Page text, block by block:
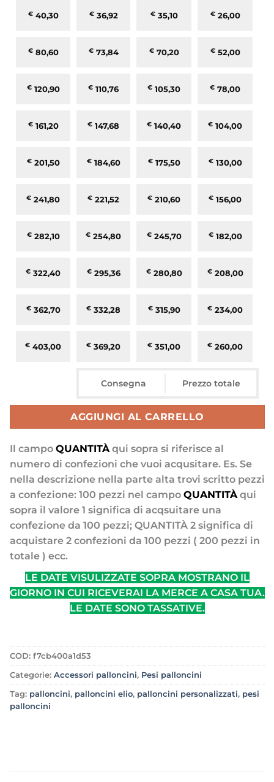
€40,30 €36,92 €35,10 €26,00
€80,60 €73,84 €70,20 €52,00
€120,90 € 110,76 € 105,30 € 78,00
€161,20 € 147,68 € 140,40 € 104,00
€201,50 €184,60 €175,50 €130,00
€ 241,80 € 221,52 € 210,60 € 156,00
€282,10 € 254,80 €245,70 €182,00
€ 322,40 €295,36 €280,80 €208,00
€362,70 € 332,28 €315,90 € 234,00
€ 403,00 € 369,20 € 351,00 € 260,00
Consegna Prezzo totale
AGGIUNGI AL CARRELLO
Il campo QUANTITÀqui sopra si riferisce al
numero di confezioni che vuoi acqusitare. Es. Se
nella descrizione nella parte alta trovi scritto pezzi
a confezione: 100 pezzi nel campo QUANTITÀqui
sopra il valore 1 significa di acqsuitare una
confezione da 100 pezzi; QUANTITÀ 2 significa di
acquistare 2 confezioni da 100 pezzi ( 200 pezzi in
totale ) ecc.
LE DATE VISULIZZATE SOPRA MOSTRANO IL
GIORNO IN CUI RICEVERAI LA MERCE A CASA TUA.
LE DATE SONO TASSATIVE.
COD: f7cb400a1d53
Categorie: Accessori palloncini, Pesi palloncini
Tag: palloncini, palloncini elio, palloncini personalizzati, pesi
palloncini